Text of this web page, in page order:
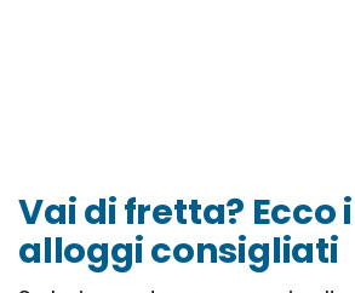
Vai di fretta? Ecco
alloggi consigliati